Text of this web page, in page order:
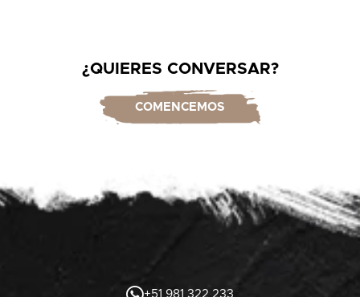
¿QUIERES CONVERSAR?
COMENCEMOS
+51 981 322 233